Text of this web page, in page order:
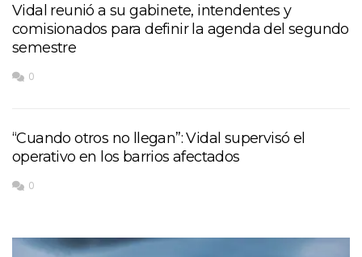
Vidal reunió a su gabinete, intendentes y
comisionados para definir la agenda del segundo
semestre
0
“Cuando otros no llegan”: Vidal supervisó el
operativo en los barrios afectados
0